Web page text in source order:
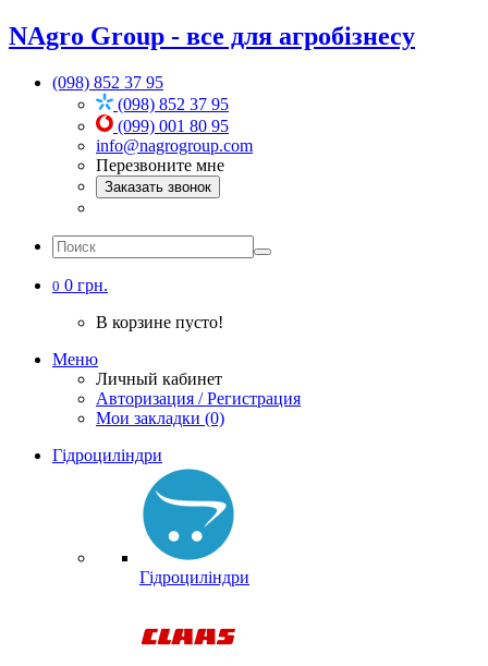
NAgro Group - все для агробізнесу
(098) 852 37 95
(098) 852 37 95
(099) 001 80 95
info@nagrogroup.com
Перезвоните мне
Заказать звонок
0 0 грн.
В корзине пусто!
Меню
Личный кабинет
Авторизация / Регистрация
Мои закладки (0)
Гідроциліндри
Гідроциліндри